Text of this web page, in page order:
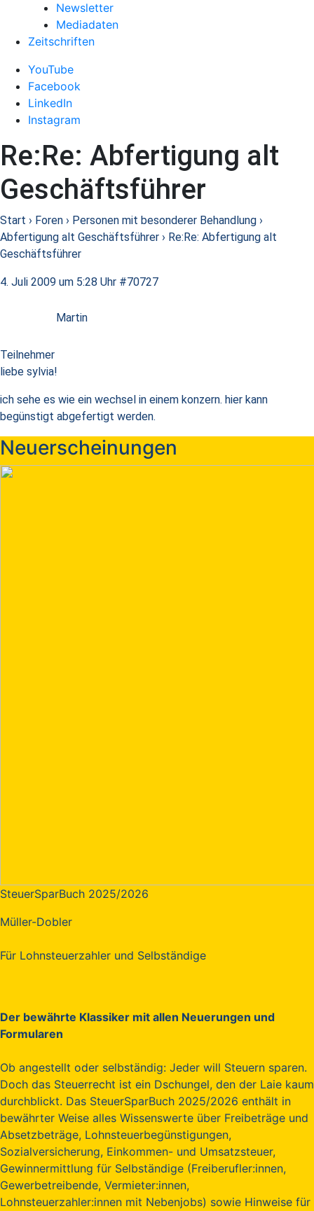
Newsletter
Mediadaten
Zeitschriften
YouTube
Facebook
LinkedIn
Instagram
Re:Re: Abfertigung alt
Geschäftsführer
Start › Foren › Personen mit besonderer Behandlung ›
Abfertigung alt Geschäftsführer › Re:Re: Abfertigung alt
Geschäftsführer
4. Juli 2009 um 5:28 Uhr #70727
Martin
Teilnehmer
liebe sylvia!
ich sehe es wie ein wechsel in einem konzern. hier kann
begünstigt abgefertigt werden.
Neuerscheinungen
SteuerSparBuch 2025/2026
Müller-Dobler
Für Lohnsteuerzahler und Selbständige
Der bewährte Klassiker mit allen Neuerungen und
Formularen
Ob angestellt oder selbständig: Jeder will Steuern sparen.
Doch das Steuerrecht ist ein Dschungel, den der Laie kaum
durchblickt. Das SteuerSparBuch 2025/2026 enthält in
bewährter Weise alles Wissenswerte über Freibeträge und
Absetzbeträge, Lohnsteuerbegünstigungen,
Sozialversicherung, Einkommen- und Umsatzsteuer,
Gewinnermittlung für Selbständige (Freiberufler:innen,
Gewerbetreibende, Vermieter:innen,
Lohnsteuerzahler:innen mit Nebenjobs) sowie Hinweise für